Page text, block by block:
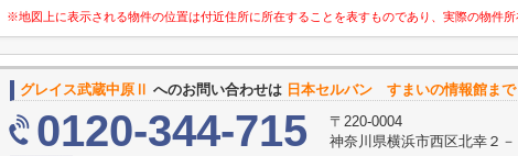
※地図上に表示される物件の位置は付近住所に所在することを表すものであり、実際の物件所
グレイス武蔵中原Ⅱ へのお問い合わせは 日本セルバン すまいの情報館まで
0120-344-715
〒220-0004
神奈川県横浜市西区北幸２